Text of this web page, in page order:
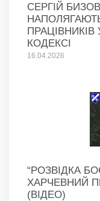
СЕРГІЙ
КОДЕКСІ
16.04.2026
“РОЗВІДКА
ХАРЧЕВНИЙ
(ВІДЕО)